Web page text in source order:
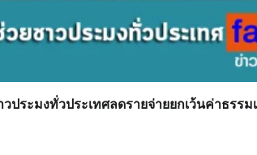
ระมงทั่วประเทศลดรายจ่ายยกเว้นค่าธรร